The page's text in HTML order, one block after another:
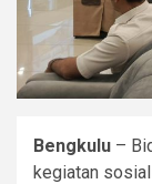
Bengkulu –
kegiatan